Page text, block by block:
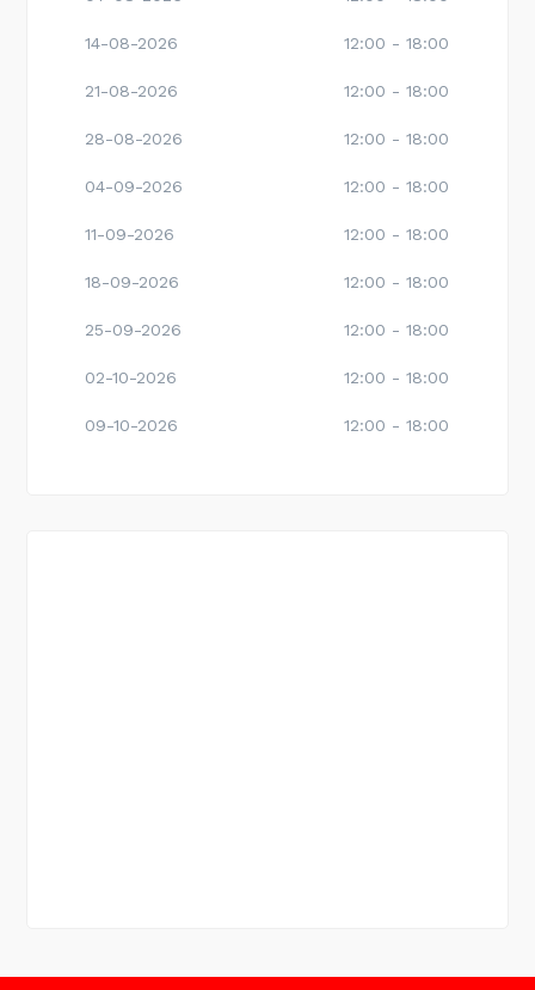
14-08-2026 12:00 - 18:00
21-08-2026 12:00 - 18:00
28-08-2026 12:00 - 18:00
04-09-2026 12:00 - 18:00
11-09-2026 12:00 - 18:00
18-09-2026 12:00 - 18:00
25-09-2026 12:00 - 18:00
02-10-2026 12:00 - 18:00
09-10-2026 12:00 - 18:00